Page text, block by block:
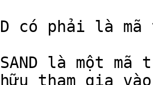
có phải là
là một
tham gia